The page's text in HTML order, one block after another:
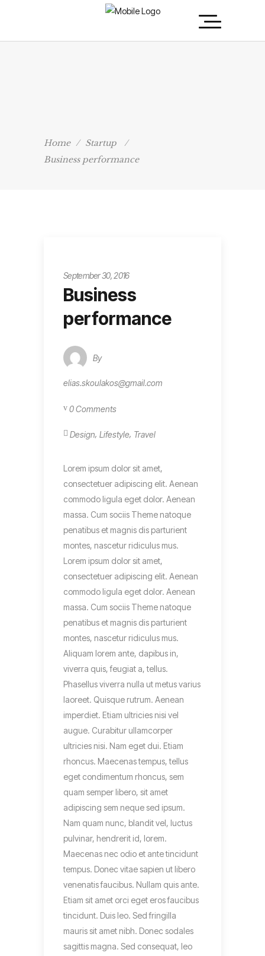
Home / Startup
/
Business performance
September 30, 2016
Business
performance
By
elias.skoulakos@gmail.com
0 Comments
Design, Lifestyle, Travel
Lorem ipsum dolor sit amet,
consectetuer adipiscing elit. Aenean
commodo ligula eget dolor. Aenean
massa. Cum sociis Theme natoque
penatibus et magnis dis parturient
montes, nascetur ridiculus mus.
Lorem ipsum dolor sit amet,
consectetuer adipiscing elit. Aenean
commodo ligula eget dolor. Aenean
massa. Cum sociis Theme natoque
penatibus et magnis dis parturient
montes, nascetur ridiculus mus.
Aliquam lorem ante, dapibus in,
viverra quis, feugiat a, tellus.
Phasellus viverra nulla ut metus varius
laoreet. Quisque rutrum. Aenean
imperdiet. Etiam ultricies nisi vel
augue. Curabitur ullamcorper
ultricies nisi. Nam eget dui. Etiam
rhoncus. Maecenas tempus, tellus
eget condimentum rhoncus, sem
quam semper libero, sit amet
adipiscing sem neque sed ipsum.
Nam quam nunc, blandit vel, luctus
pulvinar, hendrerit id, lorem.
Maecenas nec odio et ante tincidunt
tempus. Donec vitae sapien ut libero
venenatis faucibus. Nullam quis ante.
Etiam sit amet orci eget eros faucibus
tincidunt. Duis leo. Sed fringilla
mauris sit amet nibh. Donec sodales
sagittis magna. Sed consequat, leo